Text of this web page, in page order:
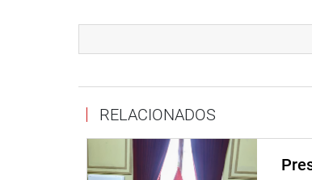
autoridades, para responder por la
demanda ante el Poder Judicial por la
empresa china, en el 2021, por ir en
Esta decisión se dio luego de tres años
directorio de la APN.
RELACIONADOS